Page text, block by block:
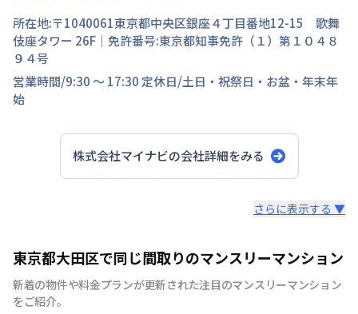
所在地:〒1040061東京都中央区銀座４丁目番地12-15 歌舞
伎座タワー 26F ｜免許番号:東京都知事免許（１）第１０４８
９４号
営業時間/9:30 ～ 17:30 定休日/土日・祝祭日・お盆・年末年
始
株式会社マイナビの会社詳細をみる
快適で安心な住まいをご提供。入居者様の住み心地と健康
を考え、専門部隊がお部屋を厳選！入居者満足度97％！
さらに表示する ▼
東京都大田区で同じ間取りのマンスリーマンション
新着の物件や料金プランが更新された注目のマンスリーマンション
をご紹介。